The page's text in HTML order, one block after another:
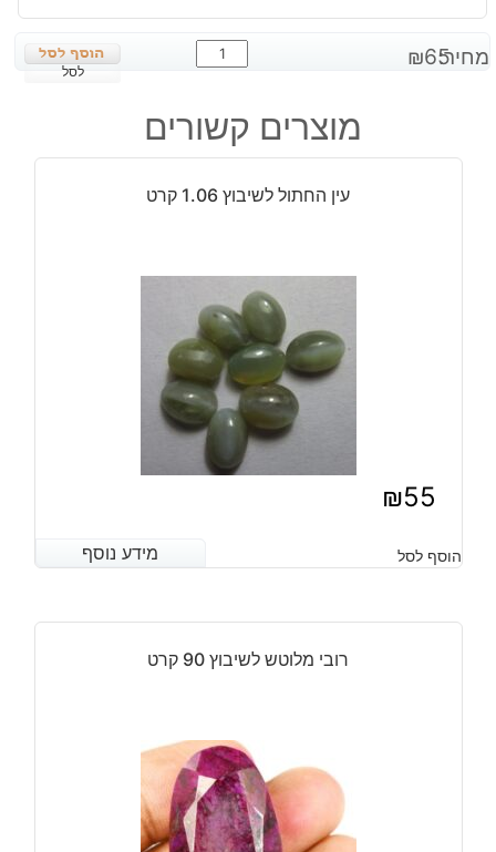
מחיר: ₪65
כמות
של
שחור
מלוטש
משקל:
לסל
מוצרים קשורים
עין החתול לשיבוץ 1.06 קרט
₪55
מידע נוסף הוסף לסל מידע נוסף
רובי מלוטש לשיבוץ 90 קרט